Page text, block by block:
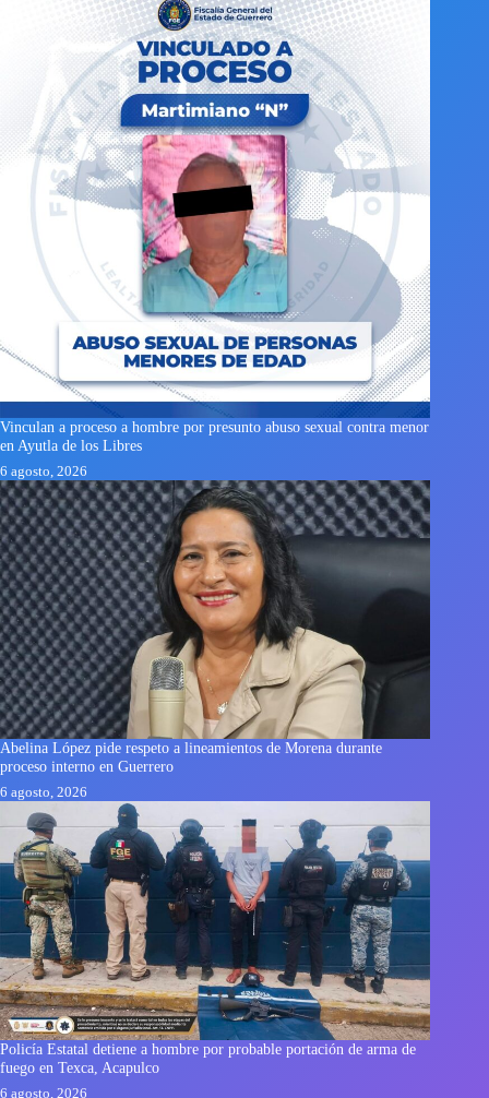
Vinculan a proceso a hombre por presunto abuso sexual contra menor
en Ayutla de los Libres
6 agosto, 2026
Abelina López pide respeto a lineamientos de Morena durante
proceso interno en Guerrero
6 agosto, 2026
Policía Estatal detiene a hombre por probable portación de arma de
fuego en Texca, Acapulco
6 agosto, 2026